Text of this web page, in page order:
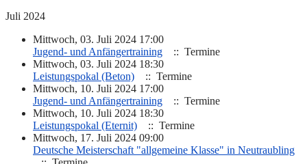
Juli 2024
Mittwoch, 03. Juli 2024 17:00
Jugend- und Anfängertraining
:: Termine
Mittwoch, 03. Juli 2024 18:30
Leistungspokal (Beton)
:: Termine
Mittwoch, 10. Juli 2024 17:00
Jugend- und Anfängertraining
:: Termine
Mittwoch, 10. Juli 2024 18:30
Leistungspokal (Eternit)
:: Termine
Mittwoch, 17. Juli 2024 09:00
Deutsche Meisterschaft "allgemeine Klasse" in Neutraubling